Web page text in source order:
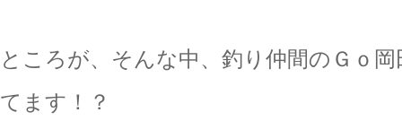
ところが、そんな中、釣り仲間のＧｏ
てます！？